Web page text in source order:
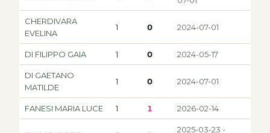
CHERDIVARA
EVELINA
1 0 2024-07-01
DI FILIPPO GAIA 1 0 2024-05-17
DI GAETANO
MATILDE
1 0 2024-07-01
FANESI MARIA LUCE 1 1 2026-02-14
2025-03-23 -